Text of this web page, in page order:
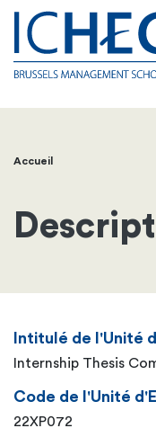
Fil
d'Ariane
Accueil
Intitulé de l'Unité
Internship Thesis
Code de l'Unité
22XP072